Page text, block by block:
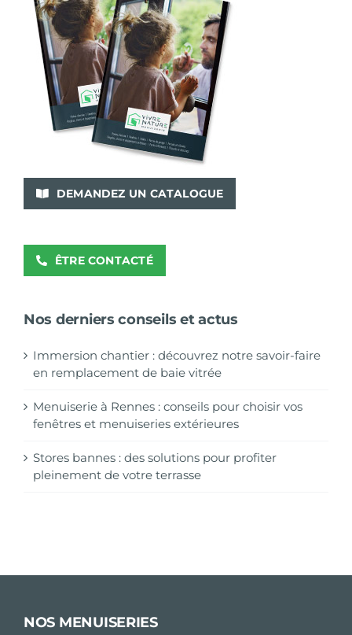
DEMANDEZ UN CATALOGUE
ÊTRE CONTACTÉ
Nos derniers conseils et actus
Immersion chantier : découvrez notre savoir-faire
en remplacement de baie vitrée
Menuiserie à Rennes : conseils pour choisir vos
fenêtres et menuiseries extérieures
Stores bannes : des solutions pour profiter
pleinement de votre terrasse
NOS MENUISERIES